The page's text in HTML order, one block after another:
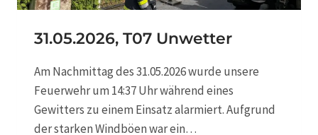
E
Z
E
G
B
E
31.05.2026, T07 Unwetter
Am Nachmittag des 31.05.2026 wurde unsere
Feuerwehr um 14:37 Uhr während eines
Gewitters zu einem Einsatz alarmiert. Aufgrund
der starken Windböen war ein…